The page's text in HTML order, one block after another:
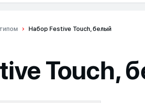
Набор Festive Touch, белый
Touch,